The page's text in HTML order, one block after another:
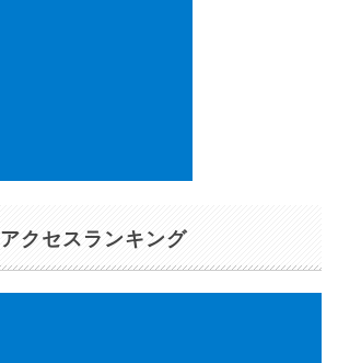
アクセスランキング